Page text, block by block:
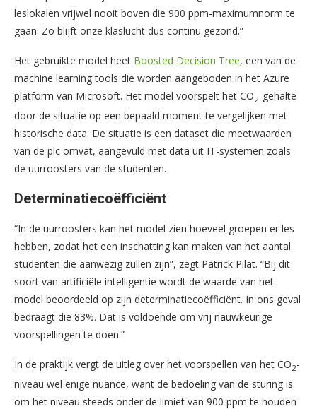
leslokalen vrijwel nooit boven die 900 ppm-maximumnorm te
gaan. Zo blijft onze klaslucht dus continu gezond.”
Het gebruikte model heet Boosted Decision Tree, een van de
machine learning tools die worden aangeboden in het Azure
platform van Microsoft. Het model voorspelt het CO2-gehalte
door de situatie op een bepaald moment te vergelijken met
historische data. De situatie is een dataset die meetwaarden
van de plc omvat, aangevuld met data uit IT-systemen zoals
de uurroosters van de studenten.
Determinatiecoëfficiënt
“In de uurroosters kan het model zien hoeveel groepen er les
hebben, zodat het een inschatting kan maken van het aantal
studenten die aanwezig zullen zijn”, zegt Patrick Pilat. “Bij dit
soort van artificiële intelligentie wordt de waarde van het
model beoordeeld op zijn determinatiecoëfficiënt. In ons geval
bedraagt die 83%. Dat is voldoende om vrij nauwkeurige
voorspellingen te doen.”
In de praktijk vergt de uitleg over het voorspellen van het CO2-
niveau wel enige nuance, want de bedoeling van de sturing is
om het niveau steeds onder de limiet van 900 ppm te houden